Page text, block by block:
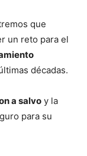
que
un reto para el
décadas.
a salvo y la
para su